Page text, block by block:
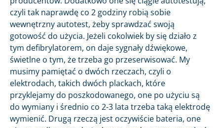
czyli tak naprawdę co 2 godziny robią sobie
wewnętrzny autotest, żeby sprawdzać swoją
gotowość do użycia. Jeżeli cokolwiek by się działo z
tym defibrylatorem, on daje sygnały dźwiękowe,
świetlne o tym, że trzeba go przeserwisować. My
musimy pamiętać o dwóch rzeczach, czyli o
elektrodach, takich dwóch plackach, które
przyklejamy do poszkodowanego, one po użyciu są
do wymiany i średnio co 2-3 lata trzeba taką elektrodę
wymienić. Drugą rzeczą jest oczywiście bateria, one